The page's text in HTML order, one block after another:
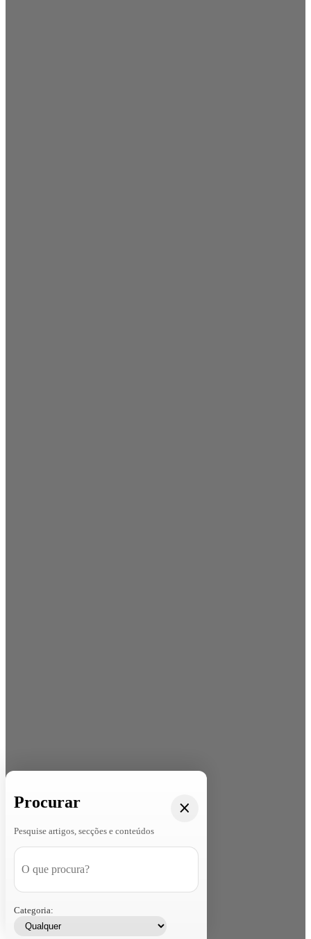
Procurar
Pesquise artigos, secções e conteúdos
Categoria: